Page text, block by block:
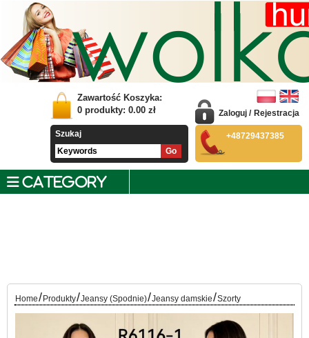
Zawartość Koszyka:
0 produkty: 0.00 zł
Szukaj
Zaloguj / Rejestracja
+48729437385
CATEGORY
Home/ Produkty/Jeansy (Spodnie)/Jeansy damskie/Szorty